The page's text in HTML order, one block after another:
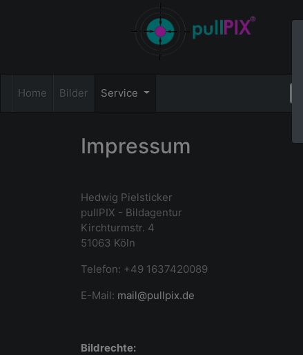
Home Bilder Service
Impressum
Hedwig Pielsticker
pullPIX - Bildagentur
Kirchturmstr. 4
51063 Köln
Telefon: +49 1637420089
E-Mail: mail@pullpix.de
Bildrechte: